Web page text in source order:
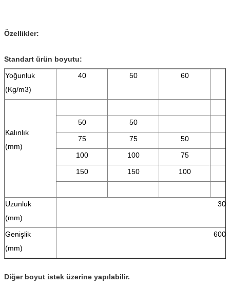
Özellikler:
Standart ürün boyutu:
Yoğunluk
(Kg/m3)
40 50 60
Kalınlık
(mm)
50
50
75
75
50
100
100
75
150
150 100
Uzunluk
(mm)
Genişlik
(mm)
600
Diğer boyut istek üzerine yapılabilir.